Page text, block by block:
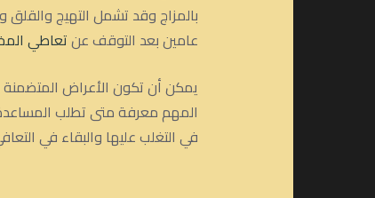
بالمزاج وقد تشمل التهيج
عامين بعد التوقف عنتعاطي
يمكن أن تكون الأعراض المتضمنة
المهم معرفة متى تطلب
في التغلب عليها والبقاء في